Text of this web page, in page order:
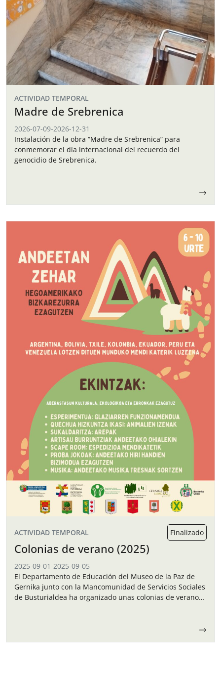
ACTIVIDAD TEMPORAL
Madre de Srebrenica
2026-07-09-2026-12-31
Instalación de la obra “Madre de Srebrenica” para
conmemorar el día internacional del recuerdo del
genocidio de Srebrenica.
ACTIVIDAD TEMPORAL Finalizado
Colonias de verano (2025)
2025-09-01-2025-09-05
El Departamento de Educación del Museo de la Paz de
Gernika junto con la Mancomunidad de Servicios Sociales
de Busturialdea ha organizado unas colonias de verano